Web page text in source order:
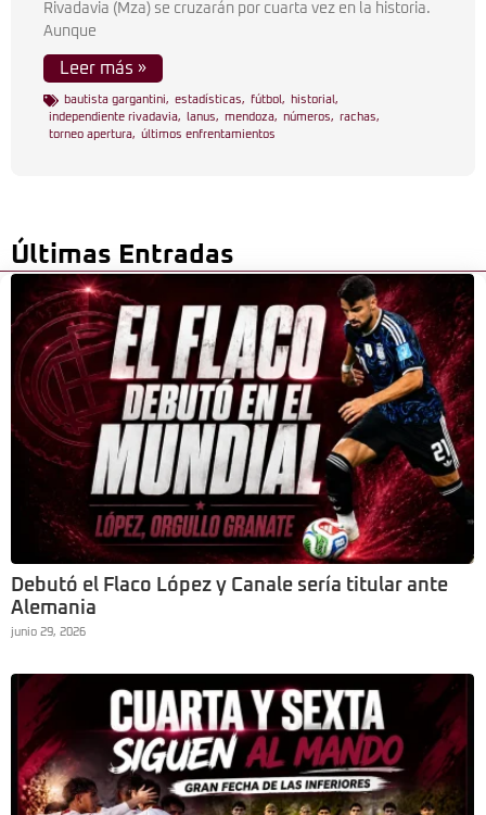
Rivadavia (Mza) se cruzarán por cuarta vez en la historia.
Aunque
Leer más »
bautista gargantini, estadísticas, fútbol , historial ,
independiente rivadavia, lanus, mendoza, números, rachas,
torneo apertura, últimos enfrentamientos
Últimas Entradas
Debutó el Flaco López y Canale sería titular ante
Alemania
junio 29, 2026